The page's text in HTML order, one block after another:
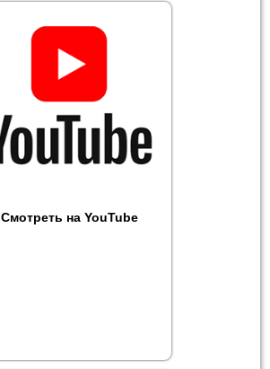
Смотреть на YouTube